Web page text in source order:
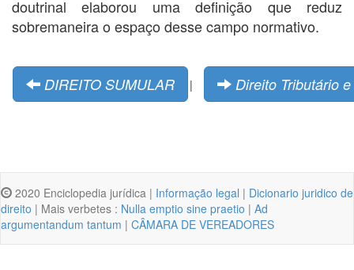
doutrinal elaborou uma definição que reduz
sobremaneira o espaço desse campo normativo.
DIREITO SUMULAR | Direito Tributário
2020 Enciclopedia jurídica | Informação legal | Dicionario juridico de
direito | Mais verbetes : Nulla emptio sine praetio | Ad
argumentandum tantum | CÂMARA DE VEREADORES